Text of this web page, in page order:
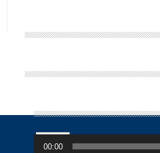
00:00